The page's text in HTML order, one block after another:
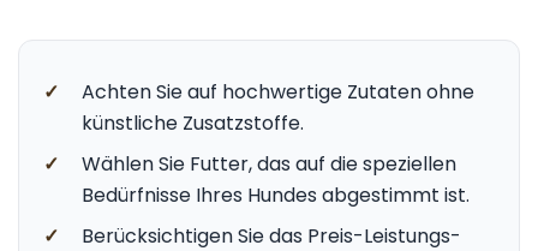
✓
Achten Sie auf hochwertige Zutaten ohne
künstliche Zusatzstoffe.
✓
Wählen Sie Futter, das auf die speziellen
Bedürfnisse Ihres Hundes abgestimmt ist.
✓
Berücksichtigen Sie das Preis-Leistungs-